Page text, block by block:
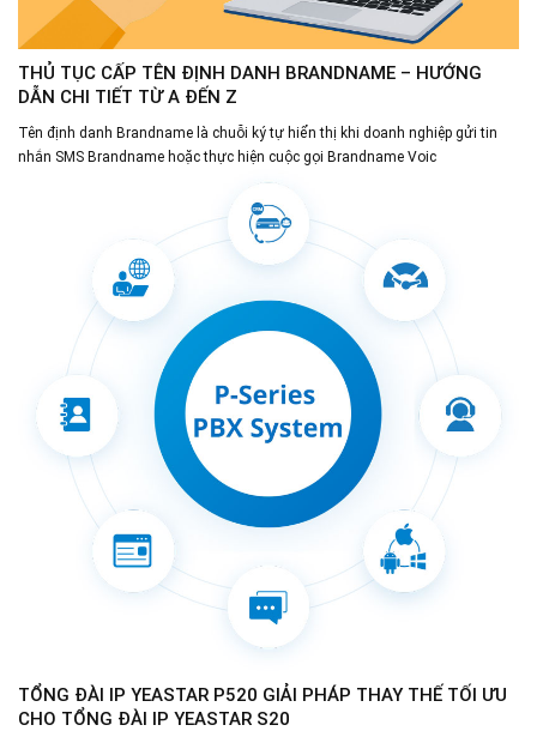
THỦ TỤC CẤP TÊN ĐỊNH DANH BRANDNAME – HƯỚNG
DẪN CHI TIẾT TỪ A ĐẾN Z
Tên định danh Brandname là chuỗi ký tự hiển thị khi doanh nghiệp gửi tin
nhắn SMS Brandname hoặc thực hiện cuộc gọi Brandname Voic
TỔNG ĐÀI IP YEASTAR P520 GIẢI PHÁP THAY THẾ TỐI ƯU
CHO TỔNG ĐÀI IP YEASTAR S20